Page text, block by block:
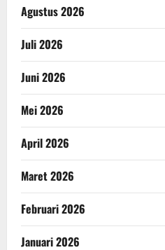
Agustus 2026
Juli 2026
Juni 2026
Mei 2026
April 2026
Maret 2026
Februari 2026
Januari 2026